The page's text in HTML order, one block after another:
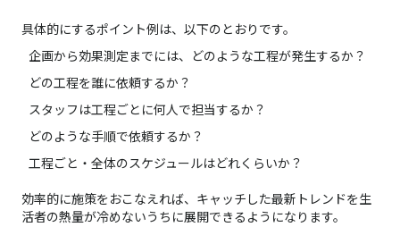
具体的にするポイント例は、以下のとおりです。
企画から効果測定までには、どのような工程が発生するか？
どの工程を誰に依頼するか？
スタッフは工程ごとに何人で担当するか？
どのような手順で依頼するか？
工程ごと・全体のスケジュールはどれくらいか？
効率的に施策をおこなえれば、キャッチした最新トレンドを生
活者の熱量が冷めないうちに展開できるようになります。